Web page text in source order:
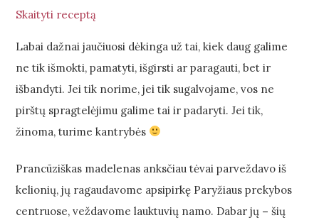
Skaityti receptą
Labai dažnai jaučiuosi dėkinga už tai, kiek daug galime
ne tik išmokti, pamatyti, išgirsti ar paragauti, bet ir
išbandyti. Jei tik norime, jei tik sugalvojame, vos ne
pirštų spragtelėjimu galime tai ir padaryti. Jei tik,
žinoma, turime kantrybės
Prancūziškas madelenas anksčiau tėvai parveždavo iš
kelionių, jų ragaudavome apsipirkę Paryžiaus prekybos
centruose, veždavome lauktuvių namo. Dabar jų –šių